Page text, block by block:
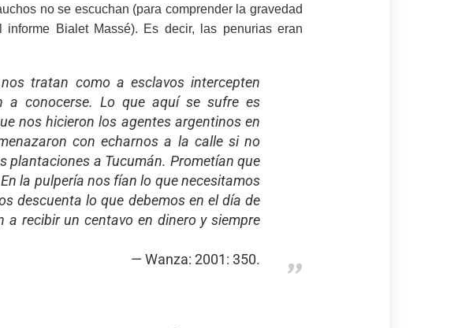
no se escuchan (para comprender la gravedad
Bialet Massé). Es decir, las penurias eran
tratan como a esclavos intercepten
a conocerse. Lo que aquí se sufre es
nos hicieron los agentes argentinos en
con echarnos a la calle si no
plantaciones a Tucumán. Prometían que
la pulpería nos fían lo que necesitamos
descuenta lo que debemos en el día de
recibir un centavo en dinero y siempre
Wanza: 2001: 350.